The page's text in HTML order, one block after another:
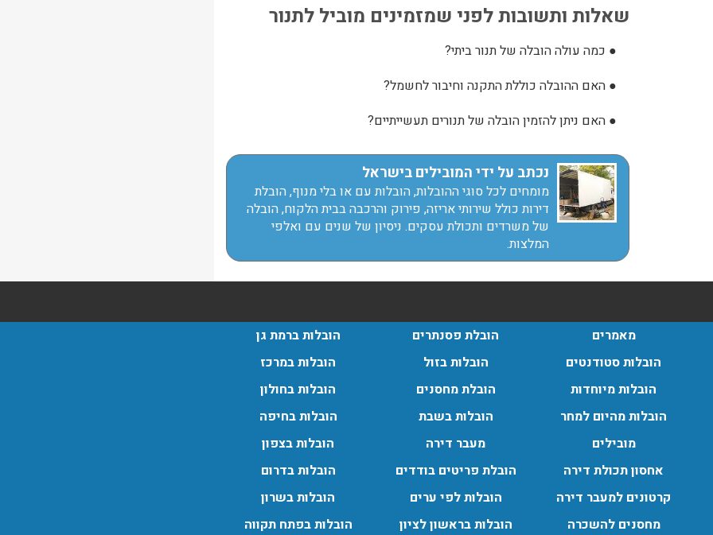
שאלות ותשובות לפני שמזמינים מוביל לתנור
● כמה עולה הובלה של תנור ביתי?
● האם ההובלה כוללת התקנה וחיבור לחשמל?
● האם ניתן להזמין הובלה של תנורים תעשייתיים?
נכתב על ידי המובילים בישראל
מומחים לכל סוגי ההובלות, הובלות עם או בלי מנוף, הובלת
דירות כולל שירותי אריזה, פירוק והרכבה בבית הלקוח, הובלה
של משרדים ותכולת עסקים. ניסיון של שנים עם ואלפי
המלצות.
מאמרים
הובלות סטודנטים
הובלות מיוחדות
הובלות מהיום למחר
מובילים
אחסון תכולת דירה
קרטונים למעבר דירה
מחסנים להשכרה
הובלת פסנתרים
הובלות בזול
הובלת מחסנים
הובלות בשבת
מעבר דירה
הובלת פריטים בודדים
הובלות לפי ערים
הובלות בראשון לציון
הובלות ברמת גן
הובלות במרכז
הובלות בחולון
הובלות בחיפה
הובלות בצפון
הובלות בדרום
הובלות בשרון
הובלות בפתח תקווה